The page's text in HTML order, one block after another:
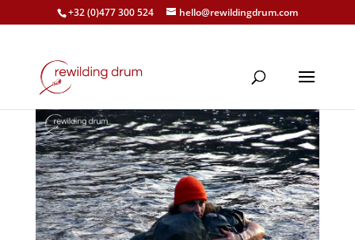
+32 (0)477 300 524 hello@rewildingdrum.com